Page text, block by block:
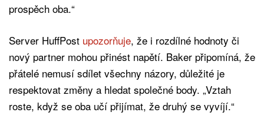
prospěch oba.“
Server HuffPost upozorňuje, že i rozdílné hodnoty či
nový partner mohou přinést napětí. Baker připomíná, že
přátelé nemusí sdílet všechny názory, důležité je
respektovat změny a hledat společné body. „Vztah
roste, když se oba učí přijímat, že druhý se vyvíjí.“